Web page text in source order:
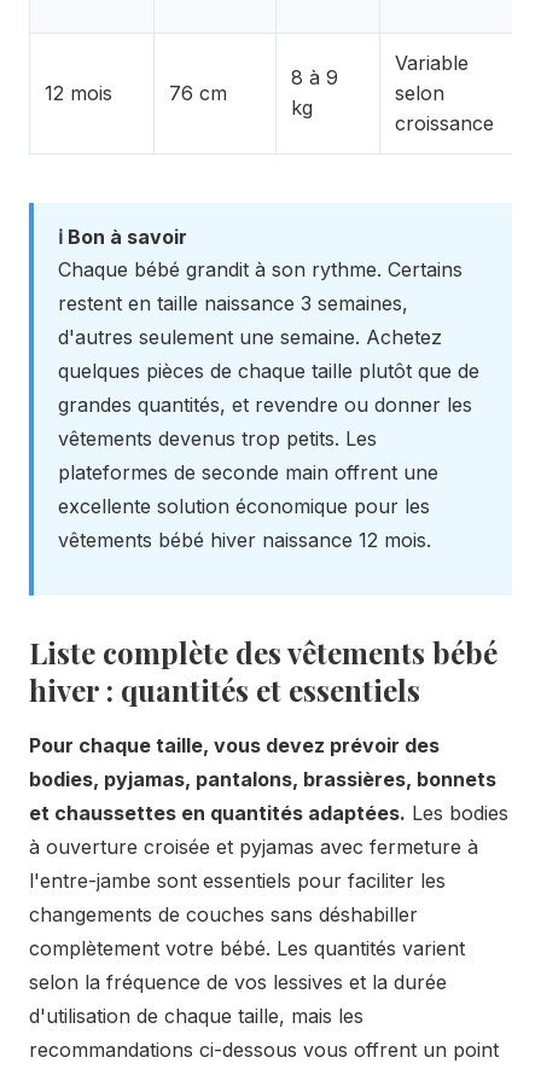
12 mois 76 cm
8 à 9
kg
Variable
selon
croissance
ℹ️ Bon à savoir
Chaque bébé grandit à son rythme. Certains
restent en taille naissance 3 semaines,
d'autres seulement une semaine. Achetez
quelques pièces de chaque taille plutôt que de
grandes quantités, et revendre ou donner les
vêtements devenus trop petits. Les
plateformes de seconde main offrent une
excellente solution économique pour les
vêtements bébé hiver naissance 12 mois.
Liste complète des vêtements bébé
hiver : quantités et essentiels
Pour chaque taille, vous devez prévoir des
bodies, pyjamas, pantalons, brassières, bonnets
et chaussettes en quantités adaptées. Les bodies
à ouverture croisée et pyjamas avec fermeture à
l'entre-jambe sont essentiels pour faciliter les
changements de couches sans déshabiller
complètement votre bébé. Les quantités varient
selon la fréquence de vos lessives et la durée
d'utilisation de chaque taille, mais les
recommandations ci-dessous vous offrent un point